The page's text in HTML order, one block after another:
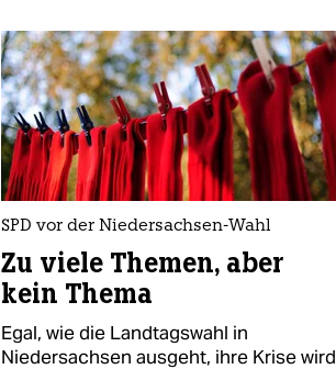
SPD vor der Niedersachsen-Wahl
Zu viele Themen, aber
kein Thema
Egal, wie die Landtagswahl in
Niedersachsen ausgeht, ihre Krise wird